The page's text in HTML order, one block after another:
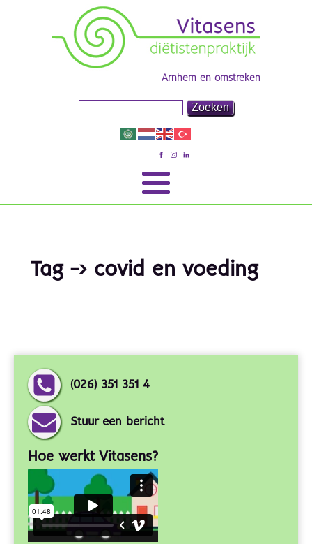
Arnhem en omstreken
Tag -> covid en voeding
(026) 351 351 4
Stuur een bericht
Hoe werkt Vitasens?